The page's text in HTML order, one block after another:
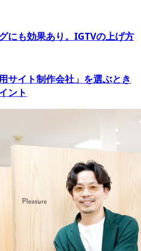
にも効果あり。IGTVの上げ方
サイト制作会社」を選ぶとき
ント